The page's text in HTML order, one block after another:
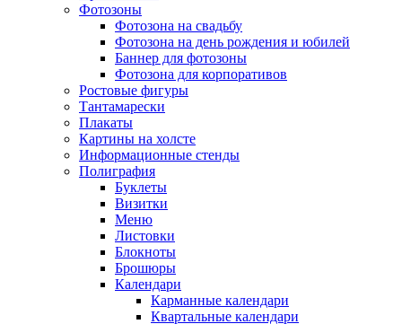
Фотозоны
Фотозона на свадьбу
Фотозона на день рождения и юбилей
Баннер для фотозоны
Фотозона для корпоративов
Ростовые фигуры
Тантамарески
Плакаты
Картины на холсте
Информационные стенды
Полиграфия
Буклеты
Визитки
Меню
Листовки
Блокноты
Брошюры
Календари
Карманные календари
Квартальные календари